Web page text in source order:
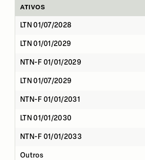
ATIVOS
LTN 01/07/2028
LTN 01/01/2029
NTN-F 01/01/2029
LTN 01/07/2029
NTN-F 01/01/2031
LTN 01/01/2030
NTN-F 01/01/2033
Outros